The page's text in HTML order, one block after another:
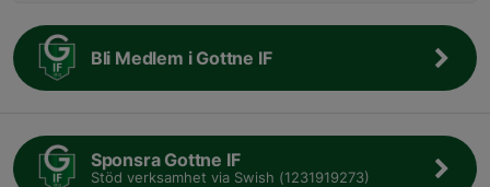
Bli Medlem i Gottne IF
Sponsra Gottne IF
Stöd verksamhet via Swish (1231919273)